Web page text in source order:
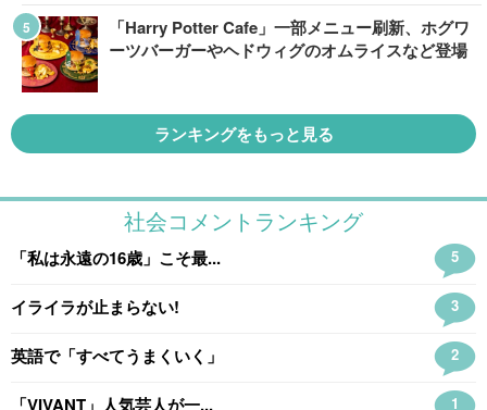
「Harry Potter Cafe」一部メニュー刷新、ホグワ
ーツバーガーやヘドウィグのオムライスなど登場
ランキングをもっと見る